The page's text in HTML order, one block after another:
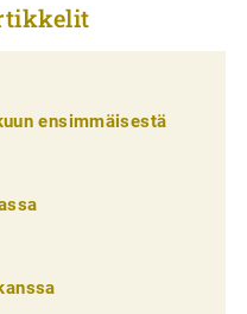
ensimmäisestä